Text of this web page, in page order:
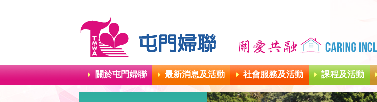
關於屯門婦聯 最新消息及活動 社會服務及活動 課程及活動